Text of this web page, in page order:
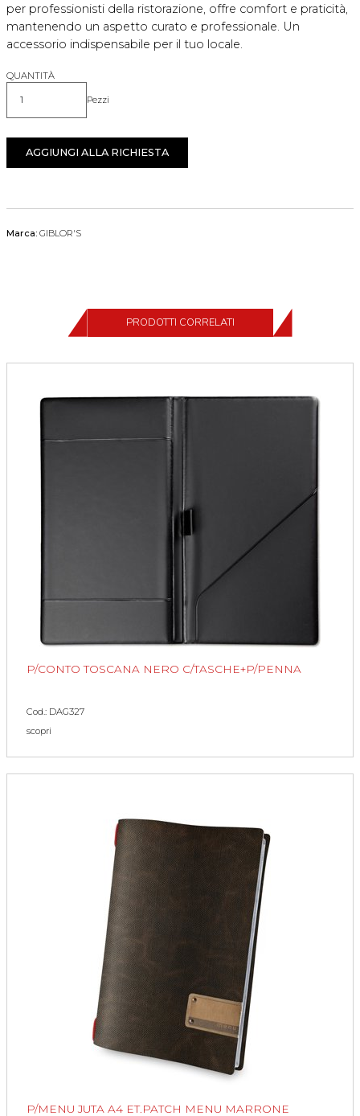
per professionisti della ristorazione, offre comfort e praticità,
mantenendo un aspetto curato e professionale. Un
accessorio indispensabile per il tuo locale.
QUANTITÀ
Quantità Pezzi
AGGIUNGI ALLA RICHIESTA
Marca: GIBLOR'S
PRODOTTI CORRELATI
P/CONTO TOSCANA NERO C/TASCHE+P/PENNA
Cod.: DAG327
scopri
P/MENU JUTA A4 ET.PATCH MENU MARRONE